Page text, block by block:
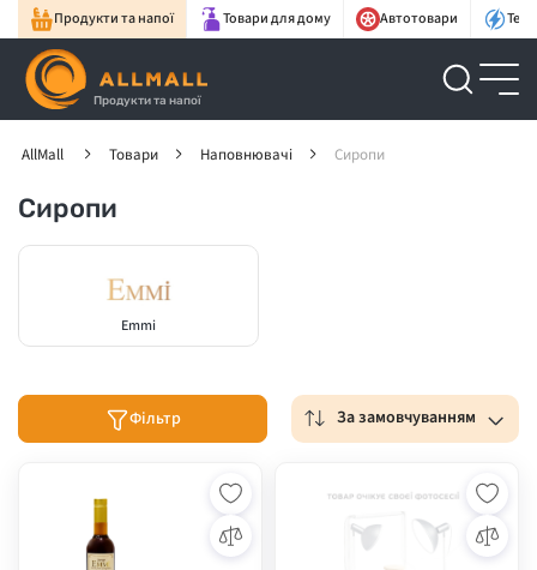
Продукти та напої Товари для дому Автотовари
Продукти та напої
AllMall Товари Наповнювачі Сиропи
Сиропи
Emmi
Фільтр За замовчуванням